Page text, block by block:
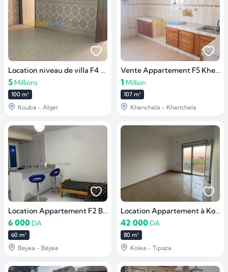
Location niveau de villa F4 Alger Kouba
5 Millions
100 m²
Kouba - Alger
Vente Appartement F5 Khenchela
1 Million
107 m²
Khenchela - Khenchela
Location Appartement F2 Béjaïa
6 000 DA
60 m²
Bejaia - Béjaïa
Location Appartement à Koléa
42 000 DA
80 m²
Kolea - Tipaza